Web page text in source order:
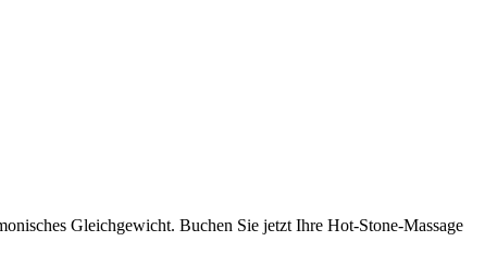
Gleichgewicht. Buchen Sie jetzt Ihre Hot-Stone-Massage